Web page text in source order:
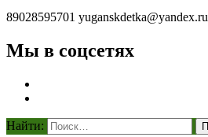
89028595701 yuganskdetka@yandex.ru
Мы в соцсетях
Найти: